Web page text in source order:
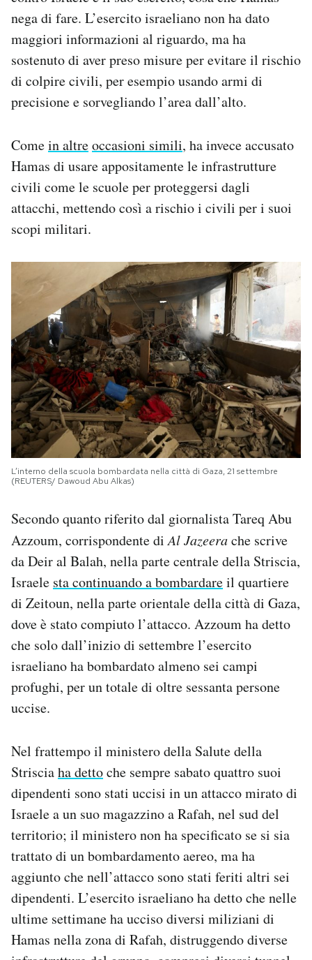
nega di fare. L’esercito israeliano non ha dato
maggiori informazioni al riguardo, ma ha
sostenuto di aver preso misure per evitare il rischio
di colpire civili, per esempio usando armi di
precisione e sorvegliando l’area dall’alto.
Comein altreoccasioni simili, ha invece accusato
Hamas di usare appositamente le infrastrutture
civili come le scuole per proteggersi dagli
attacchi, mettendo così a rischio i civili per i suoi
scopi militari.
L’interno della scuola bombardata nella città di Gaza, 21 settembre
(REUTERS/ Dawoud Abu Alkas)
Secondo quanto riferito dal giornalista Tareq Abu
Azzoum, corrispondente diAl Jazeerache scrive
da Deir al Balah, nella parte centrale della Striscia,
Israele sta continuando a bombardareil quartiere
di Zeitoun, nella parte orientale della città di Gaza,
dove è stato compiuto l’attacco. Azzoum ha detto
che solo dall’inizio di settembre l’esercito
israeliano ha bombardato almeno sei campi
profughi, per un totale di oltre sessanta persone
uccise.
Nel frattempo il ministero della Salute della
Strisciaha dettoche sempre sabato quattro suoi
dipendenti sono stati uccisi in un attacco mirato di
Israele a un suo magazzino a Rafah, nel sud del
territorio; il ministero non ha specificato se si sia
trattato di un bombardamento aereo, ma ha
aggiunto che nell’attacco sono stati feriti altri sei
dipendenti. L’esercito israeliano ha detto che nelle
ultime settimane ha ucciso diversi miliziani di
Hamas nella zona di Rafah, distruggendo diverse